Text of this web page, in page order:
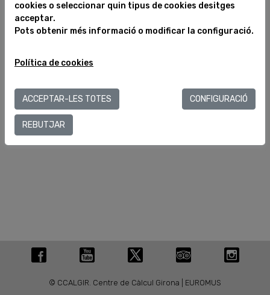
C/ València, 284
info@museuegipci.com
Avís legal
© CCALGIR. Centre de Càlcul Girona | EUROMUS
cookies o seleccionar quin tipus de cookies desitges
acceptar.
Pots obtenir més informació o modificar la configuració.
Política de cookies
ACCEPTAR-LES TOTES CONFIGURACIÓ
REBUTJAR